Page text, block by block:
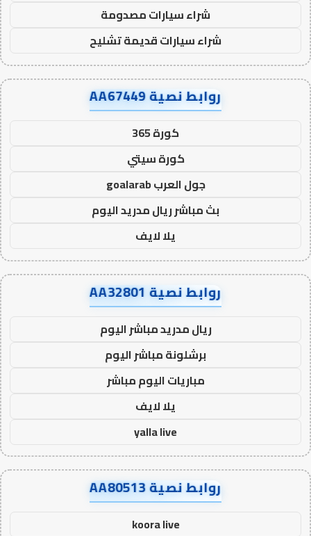
شراء سيارات مصدومة
شراء سيارات قديمة تشليح
روابط نصية AA67449
كورة 365
كورة سيتي
جول العرب goalarab
بث مباشر ريال مدريد اليوم
يلا لايف
روابط نصية AA32801
ريال مدريد مباشر اليوم
برشلونة مباشر اليوم
مباريات اليوم مباشر
يلا لايف
yalla live
روابط نصية AA80513
koora live